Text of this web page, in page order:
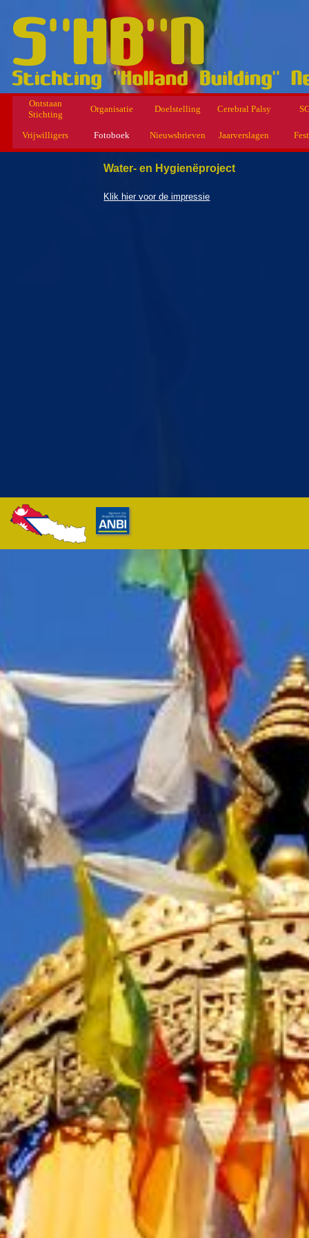
Ontstaan
Stichting
Organisatie Doelstelling Cerebral Palsy
Vrijwilligers Fotoboek Nieuwsbrieven Jaarverslagen
Water- en Hygienëproject
Klik hier voor de impressie